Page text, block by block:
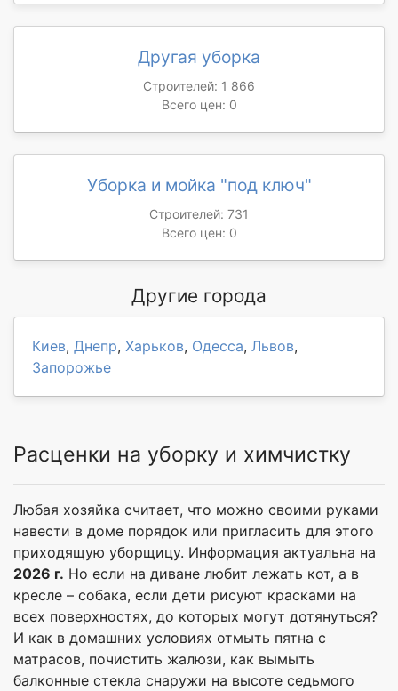
Другая уборка
Строителей: 1 866
Всего цен: 0
Уборка и мойка "под ключ"
Строителей: 731
Всего цен: 0
Другие города
Киев, Днепр, Харьков, Одесса, Львов,
Запорожье
Расценки на уборку и химчистку
Любая хозяйка считает, что можно своими руками
навести в доме порядок или пригласить для этого
приходящую уборщицу. Информация актуальна на
2026 г. Но если на диване любит лежать кот, а в
кресле – собака, если дети рисуют красками на
всех поверхностях, до которых могут дотянуться?
И как в домашних условиях отмыть пятна с
матрасов, почистить жалюзи, как вымыть
балконные стекла снаружи на высоте седьмого